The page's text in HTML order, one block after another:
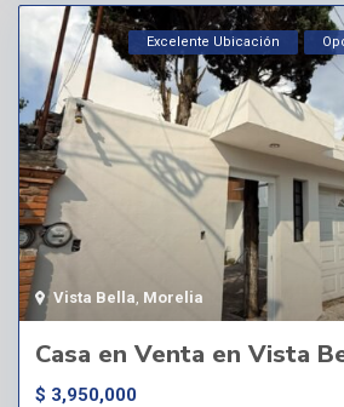
Vista Bella Morelia
Excelente Ubicación
Casa en Venta en Vista
$ 3,950,000